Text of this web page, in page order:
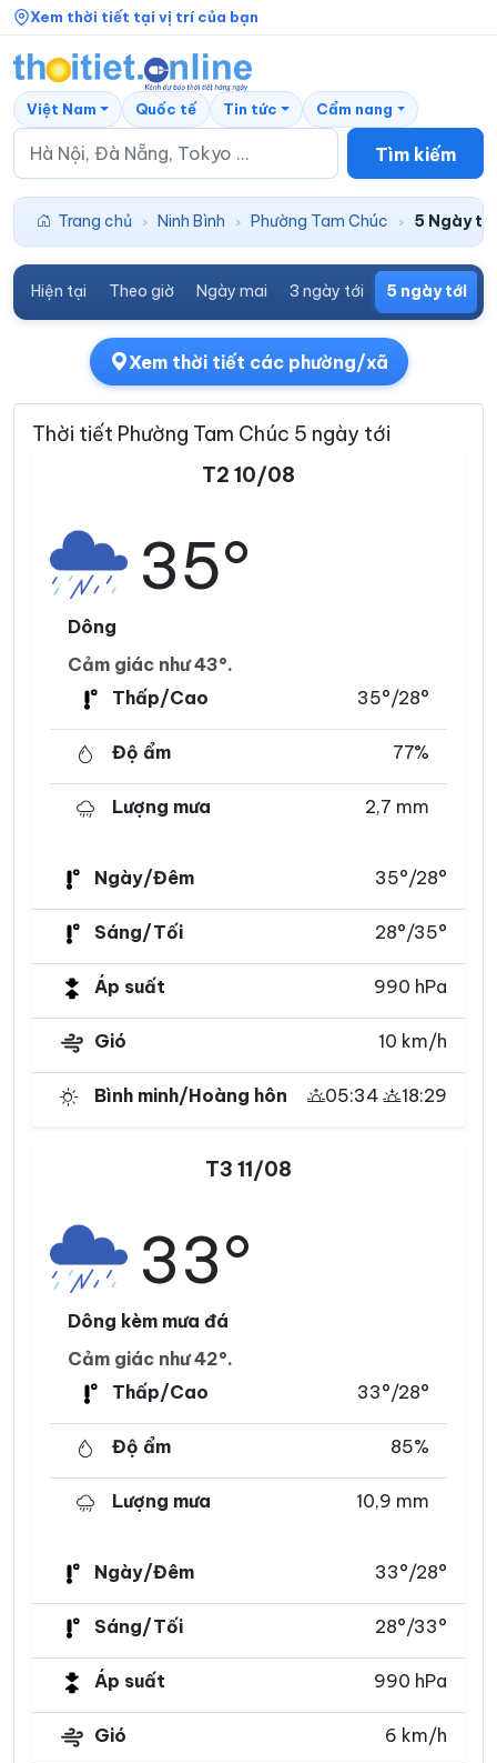
Xem thời tiết tại vị trí của bạn
Tìm kiếm
Việt Nam Quốc tế Tin tức Cẩm nang
Trang chủ › Ninh Bình › Phường Tam Chúc › 5 Ngày tới
Hiện tại Theo giờ Ngày mai 3 ngày tới 5 ngày tới
Xem thời tiết các phường/xã
Thời tiết Phường Tam Chúc 5 ngày tới
T2 10/08
35°
Dông
Cảm giác như 43°.
Thấp/Cao
35°/28°
Độ ẩm 77%
Lượng mưa 2,7 mm
Ngày/Đêm 35°/28°
Sáng/Tối 28°/35°
Áp suất 990 hPa
Gió 10 km/h
Bình minh/Hoàng hôn 05:34 18:29
T3 11/08
33°
Dông kèm mưa đá
Cảm giác như 42°.
Thấp/Cao
33°/28°
Độ ẩm 85%
Lượng mưa 10,9 mm
Ngày/Đêm 33°/28°
Sáng/Tối 28°/33°
Áp suất 990 hPa
Gió 6 km/h